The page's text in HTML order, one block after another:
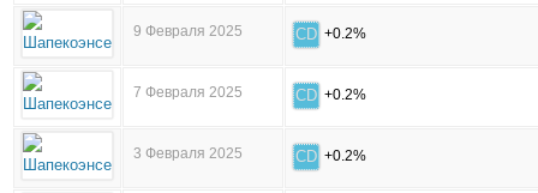
9 Февраля 2025 CD +0.2%
7 Февраля 2025 CD +0.2%
3 Февраля 2025 CD +0.2%